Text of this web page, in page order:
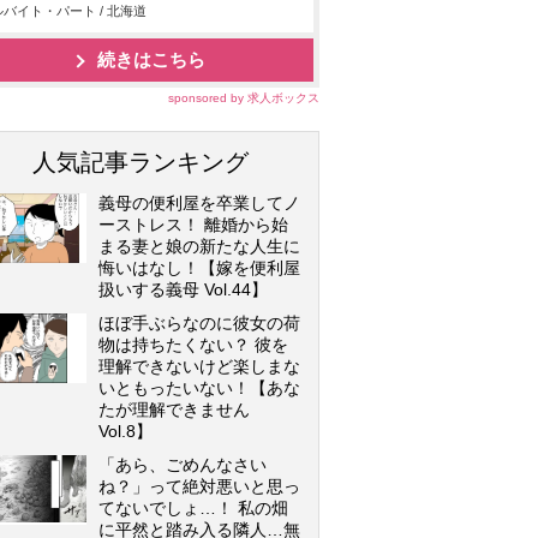
バイト・パート / 北海道
続きはこちら
sponsored by 求人ボックス
人気記事ランキング
義母の便利屋を卒業してノ
ーストレス！ 離婚から始
まる妻と娘の新たな人生に
悔いはなし！【嫁を便利屋
扱いする義母 Vol.44】
ほぼ手ぶらなのに彼女の荷
物は持ちたくない？ 彼を
理解できないけど楽しまな
いともったいない！【あな
たが理解できません
Vol.8】
「あら、ごめんなさい
ね？」って絶対悪いと思っ
てないでしょ…！ 私の畑
に平然と踏み入る隣人…無